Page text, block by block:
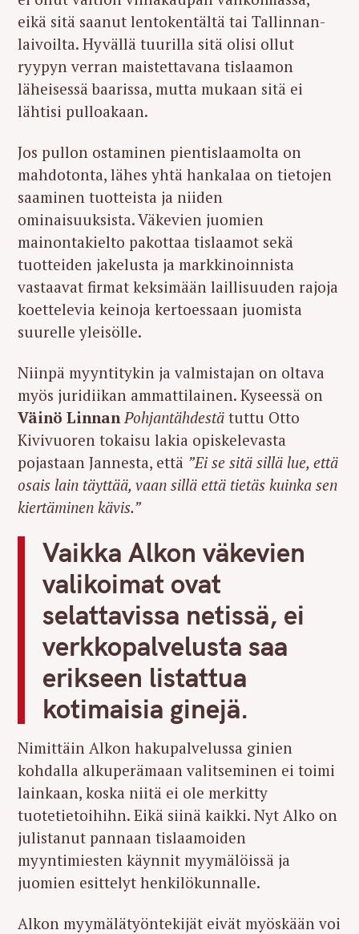
eikä sitä saanut lentokentältä tai Tallinnan-
laivoilta. Hyvällä tuurilla sitä olisi ollut
ryypyn verran maistettavana tislaamon
läheisessä baarissa, mutta mukaan sitä ei
lähtisi pulloakaan.
Jos pullon ostaminen pientislaamolta on
mahdotonta, lähes yhtä hankalaa on tietojen
saaminen tuotteista ja niiden
ominaisuuksista. Väkevien juomien
mainontakielto pakottaa tislaamot sekä
tuotteiden jakelusta ja markkinoinnista
vastaavat firmat keksimään laillisuuden rajoja
koettelevia keinoja kertoessaan juomista
suurelle yleisölle.
Niinpä myyntitykin ja valmistajan on oltava
myös juridiikan ammattilainen. Kyseessä on
Väinö Linnan Pohjantähdestä tuttu Otto
Kivivuoren tokaisu lakia opiskelevasta
pojastaan Jannesta, että ”Ei se sitä sillä lue, että
osais lain täyttää, vaan sillä että tietäs kuinka sen
kiertäminen kävis.”
Vaikka Alkon väkevien
valikoimat ovat
selattavissa netissä, ei
verkkopalvelusta saa
erikseen listattua
kotimaisia ginejä.
Nimittäin Alkon hakupalvelussa ginien
kohdalla alkuperämaan valitseminen ei toimi
lainkaan, koska niitä ei ole merkitty
tuotetietoihihn. Eikä siinä kaikki. Nyt Alko on
julistanut pannaan tislaamoiden
myyntimiesten käynnit myymälöissä ja
juomien esittelyt henkilökunnalle.
Alkon myymälätyöntekijät eivät myöskään voi